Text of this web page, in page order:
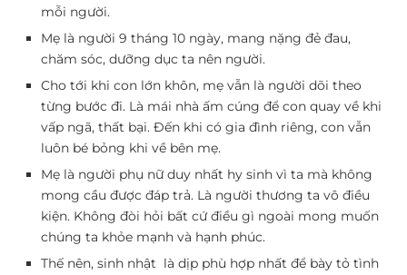
mỗi người.
Mẹ là người 9 tháng 10 ngày, mang nặng đẻ đau,
chăm sóc, dưỡng dục ta nên người.
Cho tới khi con lớn khôn, mẹ vẫn là người dõi theo
từng bước đi. Là mái nhà ấm cúng để con quay về khi
vấp ngã, thất bại. Đến khi có gia đình riêng, con vẫn
luôn bé bỏng khi về bên mẹ.
Mẹ là người phụ nữ duy nhất hy sinh vì ta mà không
mong cầu được đáp trả. Là người thương ta vô điều
kiện. Không đòi hỏi bất cứ điều gì ngoài mong muốn
chúng ta khỏe mạnh và hạnh phúc.
Thế nên, sinh nhật là dịp phù hợp nhất để bày tỏ tình